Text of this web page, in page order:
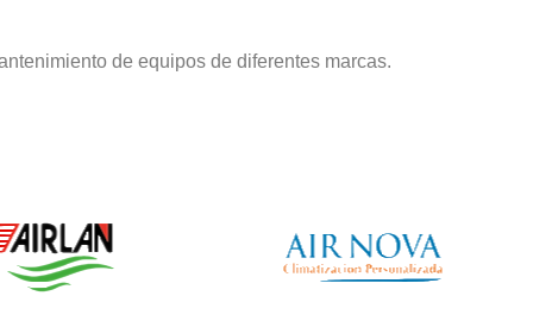
de equipos de diferentes marcas.